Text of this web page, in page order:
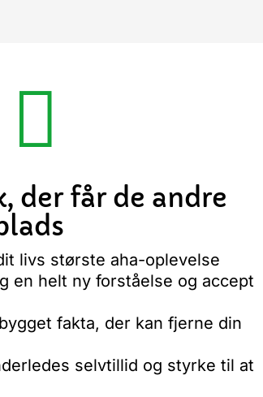

der får de andre
livs største aha-oplevelse
en helt ny forståelse og accept
fakta, der kan fjerne din
selvtillid og styrke til at